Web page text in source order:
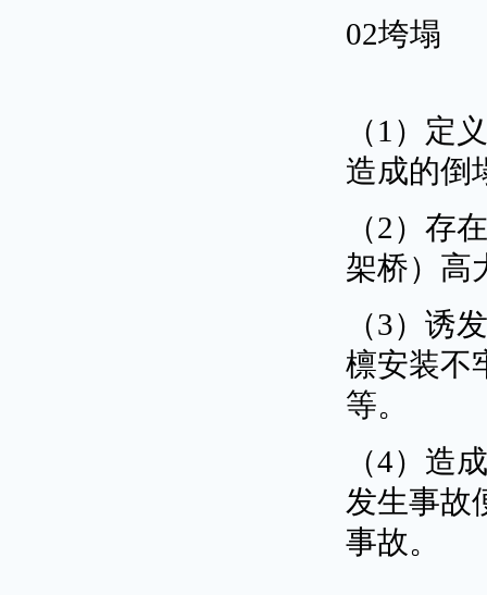
02垮塌
（1）定
造成的倒
（2）存
架桥）高
（3）诱
檩安装不
等。
（4）造
发生事故
事故。